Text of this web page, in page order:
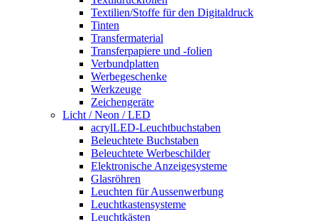
Textilien/Stoffe für den Digitaldruck
Tinten
Transfermaterial
Transferpapiere und -folien
Verbundplatten
Werbegeschenke
Werkzeuge
Zeichengeräte
Licht / Neon / LED
acrylLED-Leuchtbuchstaben
Beleuchtete Buchstaben
Beleuchtete Werbeschilder
Elektronische Anzeigesysteme
Glasröhren
Leuchten für Aussenwerbung
Leuchtkastensysteme
Leuchtkästen